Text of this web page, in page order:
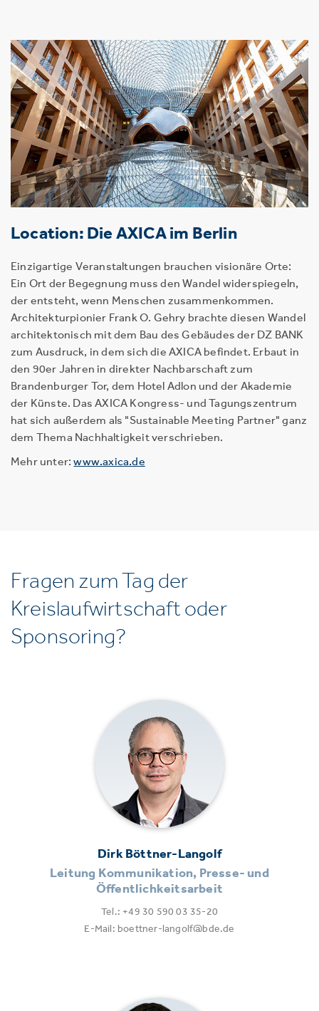
Location: Die AXICA im Berlin
Einzigartige Veranstaltungen brauchen visionäre Orte:
Ein Ort der Begegnung muss den Wandel widerspiegeln,
der entsteht, wenn Menschen zusammenkommen.
Architekturpionier Frank O. Gehry brachte diesen Wandel
architektonisch mit dem Bau des Gebäudes der DZ BANK
zum Ausdruck, in dem sich die AXICA befindet. Erbaut in
den 90er Jahren in direkter Nachbarschaft zum
Brandenburger Tor, dem Hotel Adlon und der Akademie
der Künste. Das AXICA Kongress- und Tagungszentrum
hat sich außerdem als "Sustainable Meeting Partner" ganz
dem Thema Nachhaltigkeit verschrieben.
Mehr unter:www.axica.de
Fragen zum Tag der
Kreislaufwirtschaft oder
Sponsoring?
Dirk Böttner-Langolf
Leitung Kommunikation, Presse- und
Öffentlichkeitsarbeit
Tel.: +49 30 590 03 35-20
E-Mail: boettner-langolf@bde.de